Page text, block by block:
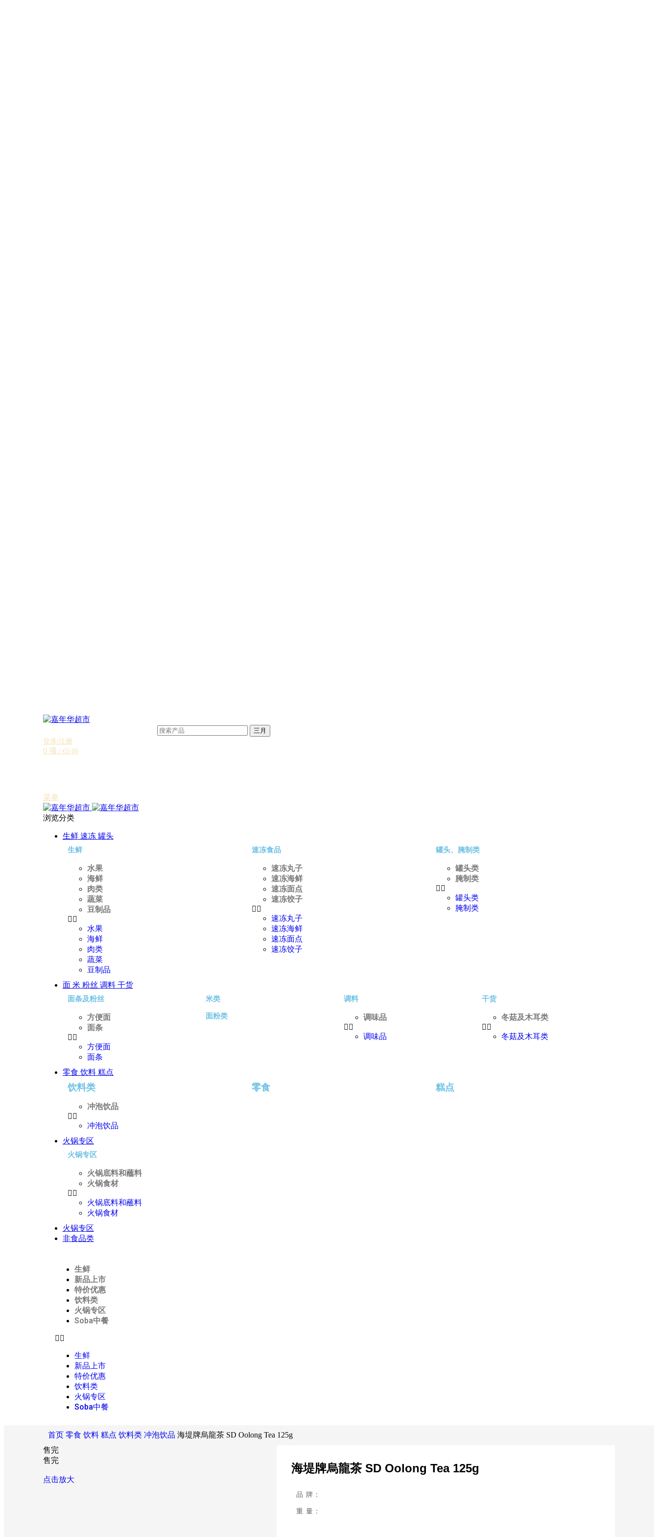
三月
登录/注册
0 项 / €0.00
菜单
浏览分类
生鲜 速冻 罐头
生鲜
水果
海鲜
肉类
蔬菜
豆制品
水果
海鲜
肉类
蔬菜
豆制品
速冻食品
速冻丸子
速冻海鲜
速冻面点
速冻饺子
速冻丸子
速冻海鲜
速冻面点
速冻饺子
罐头、腌制类
罐头类
腌制类
罐头类
腌制类
面 米 粉丝 调料 干货
面条及粉丝
方便面
面条
方便面
面条
米类
面粉类
调料
调味品
调味品
干货
冬菇及木耳类
冬菇及木耳类
零食 饮料 糕点
饮料类
冲泡饮品
冲泡饮品
零食 糕点
火锅专区
火锅专区
火锅底料和蘸料
火锅食材
火锅底料和蘸料
火锅食材
火锅专区
非食品类
生鲜
新品上市
特价优惠
饮料类
火锅专区
Soba中餐
生鲜
新品上市
特价优惠
饮料类
火锅专区
Soba中餐
首页 零食 饮料 糕点 饮料类 冲泡饮品 海堤牌烏龍茶 SD Oolong Tea 125g
售完
售完
点击放大
海堤牌烏龍茶 SD Oolong Tea 125g
品 牌：
重 量：